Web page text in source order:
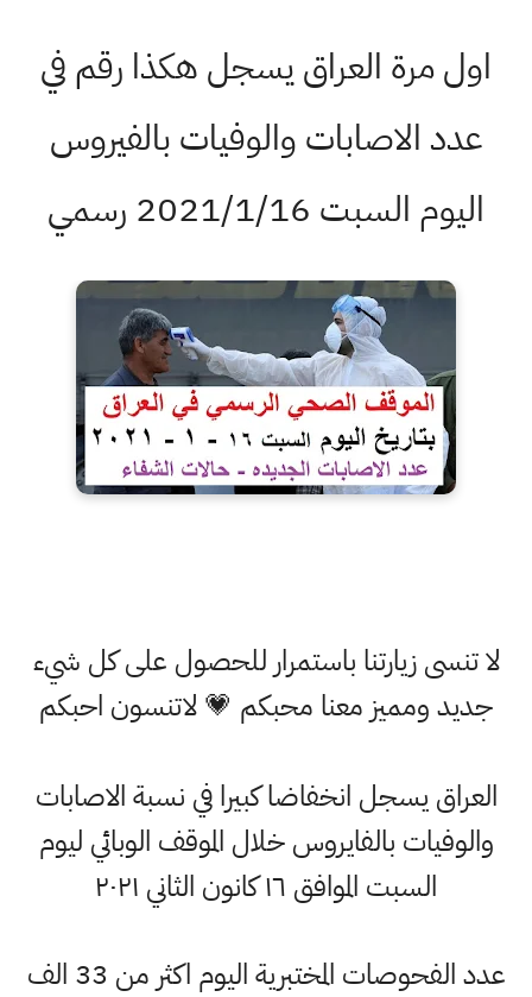
اول مرة العراق يسجل هكذا رقم في
عدد الاصابات والوفيات بالفيروس
اليوم السبت 2021/1/16 رسمي
لا تنسى زيارتنا باستمرار للحصول على كل شيء
جديد ومميز معنا محبكم 💗 لاتنسون احبكم
العراق يسجل انخفاضا كبيرا في نسبة الاصابات
والوفيات بالفايروس خلال الموقف الوبائي ليوم
السبت الموافق ١٦ كانون الثاني ٢٠٢١
عدد الفحوصات المختبرية اليوم اكثر من 33 الف